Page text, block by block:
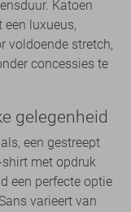
Katoen
luxueus,
voldoende stretch,
concessies te
gelegenheid
een gestreept
met opdruk
een perfecte optie
varieert van